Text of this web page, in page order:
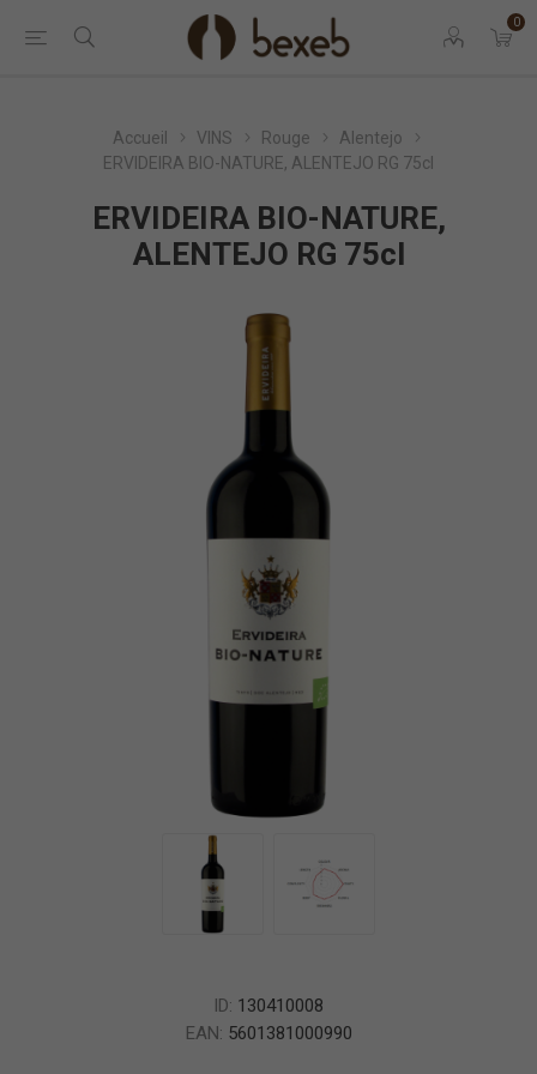
0
Accueil VINS Rouge
Alentejo
ERVIDEIRA BIO-NATURE, ALENTEJO RG 75cl
ERVIDEIRA BIO-NATURE,
ALENTEJO RG 75cl
ID: 130410008
EAN: 5601381000990